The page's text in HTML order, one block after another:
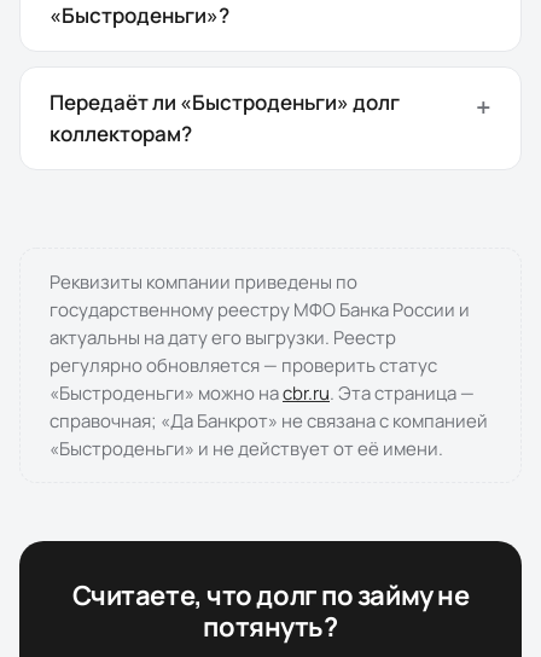
«Быстроденьги»?
Передаёт ли «Быстроденьги» долг
коллекторам?
Реквизиты компании приведены по
государственному реестру МФО Банка России и
актуальны на дату его выгрузки. Реестр
регулярно обновляется — проверить статус
«Быстроденьги» можно наcbr.ru. Эта страница —
справочная; «Да Банкрот» не связана с компанией
«Быстроденьги» и не действует от её имени.
Считаете, что долг по займу не
потянуть?